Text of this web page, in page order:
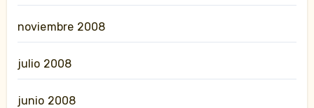
noviembre 2008
julio 2008
junio 2008